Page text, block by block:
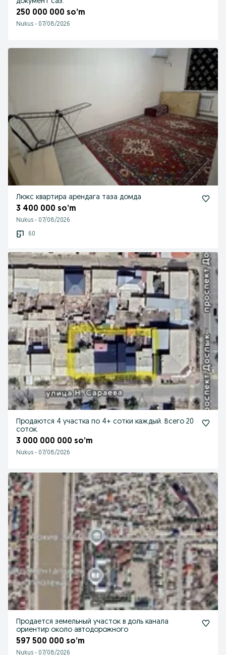
250 000 000 so’m
Nukus - 07/08/2026
Люкс квартира арендага таза домда
3 400 000 so’m
Nukus - 07/08/2026
60
Продаются 4 участка по 4+ сотки каждый. Всего 20
соток.
3 000 000 000 so’m
Nukus - 07/08/2026
Продается земельный участок в доль канала
ориентир около автодорожного
597 500 000 so’m
Nukus - 07/08/2026